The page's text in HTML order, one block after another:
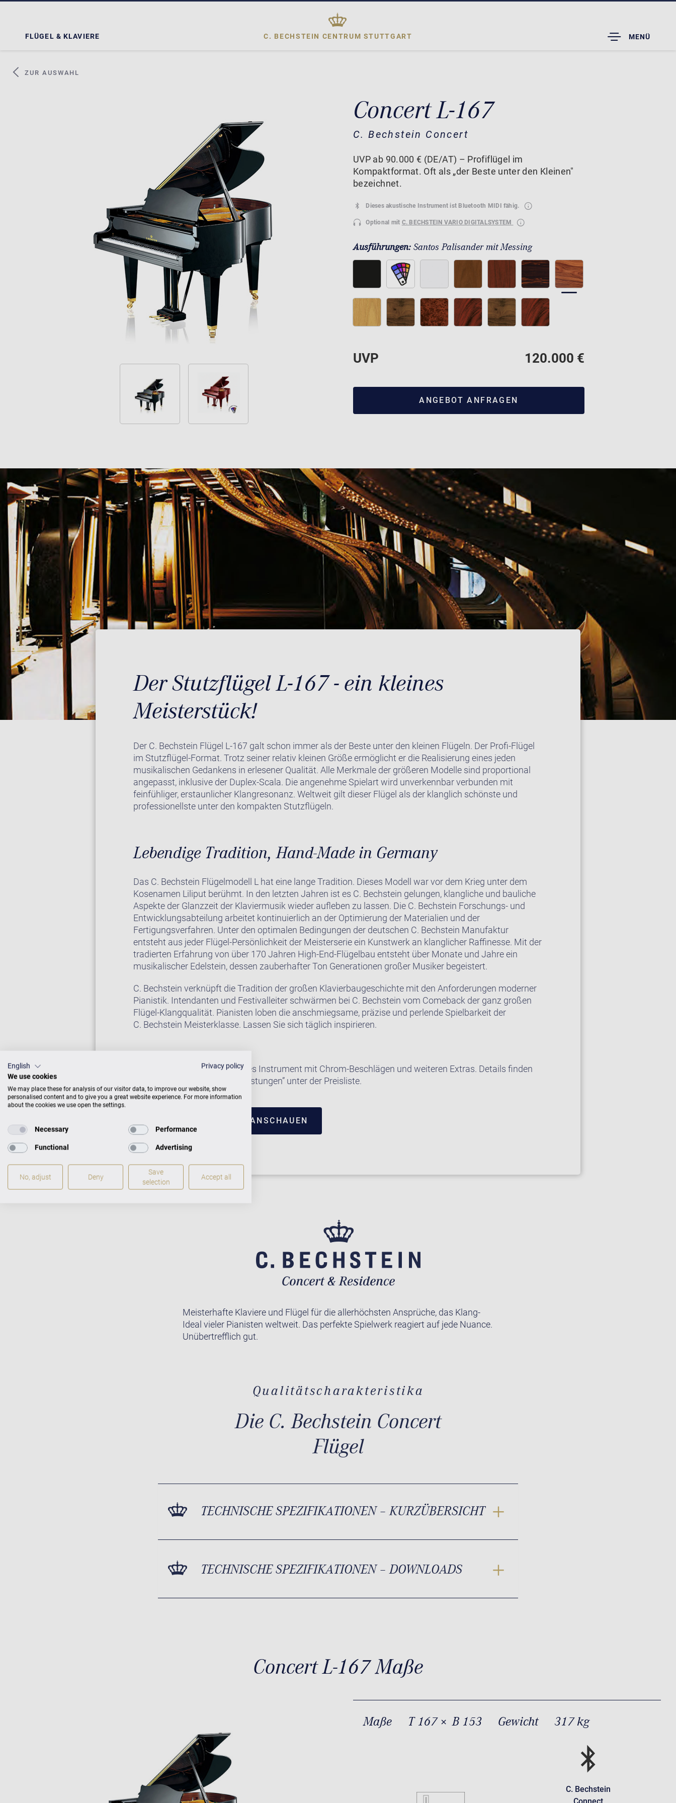
FLÜGEL & KLAVIERE C. BECHSTEIN CENTRUM STUTTGART
TOGGLE
DROPDOWN
MENÜ
ZUR AUSWAHL
Concert L-167
C. Bechstein Concert
UVP ab 90.000 € (DE/AT) – Profiflügel im
Kompaktformat. Oft als „der Beste unter den Kleinen"
bezeichnet.
Dieses akustische Instrument ist Bluetooth MIDI fähig.
Optional mit C. BECHSTEIN VARIO DIGITALSYSTEM
Ausführungen: Santos Palisander mit Messing
UVP 120.000 €
ANGEBOT ANFRAGEN
Der Stutzflügel L-167 - ein kleines
Meisterstück!
Der C. Bechstein Flügel L-167 galt schon immer als der Beste unter den kleinen Flügeln. Der Profi-Flügel
im Stutzflügel-Format. Trotz seiner relativ kleinen Größe ermöglicht er die Realisierung eines jeden
musikalischen Gedankens in erlesener Qualität. Alle Merkmale der größeren Modelle sind proportional
angepasst, inklusive der Duplex-Scala. Die angenehme Spielart wird unverkennbar verbunden mit
feinfühliger, erstaunlicher Klangresonanz. Weltweit gilt dieser Flügel als der klanglich schönste und
professionellste unter den kompakten Stutzflügeln.
Lebendige Tradition, Hand-Made in Germany
Das C. Bechstein Flügelmodell L hat eine lange Tradition. Dieses Modell war vor dem Krieg unter dem
Kosenamen Liliput berühmt. In den letzten Jahren ist es C. Bechstein gelungen, klangliche und bauliche
Aspekte der Glanzzeit der Klaviermusik wieder aufleben zu lassen. Die C. Bechstein Forschungs- und
Entwicklungsabteilung arbeitet kontinuierlich an der Optimierung der Materialien und der
Fertigungsverfahren. Unter den optimalen Bedingungen der deutschen C. Bechstein Manufaktur
entsteht aus jeder Flügel-Persönlichkeit der Meisterserie ein Kunstwerk an klanglicher Raffinesse. Mit der
tradierten Erfahrung von über 170 Jahren High-End-Flügelbau entsteht über Monate und Jahre ein
musikalischer Edelstein, dessen zauberhafter Ton Generationen großer Musiker begeistert.
C. Bechstein verknüpft die Tradition der großen Klavierbaugeschichte mit den Anforderungen moderner
Pianistik. Intendanten und Festivalleiter schwärmen bei C. Bechstein vom Comeback der ganz großen
Flügel-Klangqualität. Pianisten loben die anschmiegsame, präzise und perlende Spielbarkeit der
C. Bechstein Meisterklasse. Lassen Sie sich täglich inspirieren.
Auf Wunsch erhalten Sie dieses Instrument mit Chrom-Beschlägen und weiteren Extras. Details finden
Sie weiter unten bei “Zusatzleistungen” unter der Preisliste.
FLÜGEL IM CENTRUM ANSCHAUEN
Meisterhafte Klaviere und Flügel für die allerhöchsten Ansprüche, das Klang-
Ideal vieler Pianisten weltweit. Das perfekte Spielwerk reagiert auf jede Nuance.
Unübertrefflich gut.
Qualitätscharakteristika
Die C. Bechstein Concert
Flügel
TECHNISCHE SPEZIFIKATIONEN – KURZÜBERSICHT
TECHNISCHE SPEZIFIKATIONEN – DOWNLOADS
Concert L-167 Maße
Maße T 167 × B 153 Gewicht 317 kg
C. Bechstein
English
Privacy policy
We use cookies
We may place these for analysis of our visitor data, to improve our website, show
personalised content and to give you a great website experience. For more information
about the cookies we use open the settings.
Necessary Performance
Functional Advertising
No, adjust Deny
Save
selection
Accept all